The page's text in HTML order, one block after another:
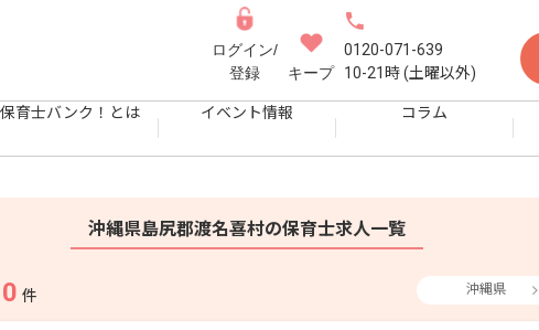
ログイン/
登録
キープ
0120-071-639
10-21時 (土曜以外)
保育士バンク！とは イベント情報 コラム
沖縄県島尻郡渡名喜村の保育士求人一覧
0 件 沖縄県